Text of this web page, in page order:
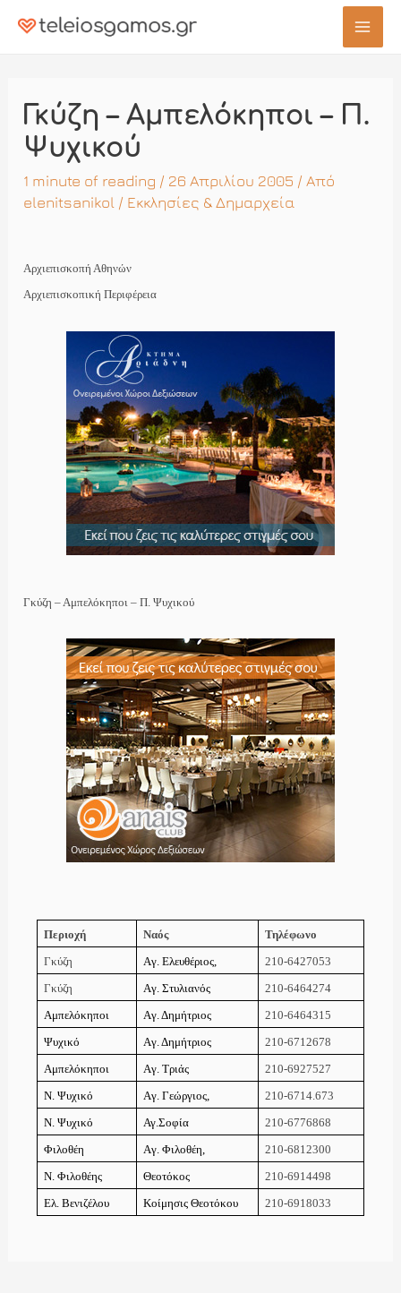
Μετάβαση
στο
Γκύζη – Αμπελόκηποι – Π.
Ψυχικού
1 minute of reading / 26 Απριλίου 2005 / Από
elenitsanikol / Εκκλησίες & Δημαρχεία
Αρχιεπισκοπή Αθηνών
Αρχιεπισκοπική Περιφέρεια
Γκύζη – Αμπελόκηποι – Π. Ψυχικού
Περιοχή Ναός
Τηλέφωνο
Γκύζη
Aγ. Eλευθέριος,
210-6427053
Γκύζη
Aγ. Στυλιανός
210-6464274
Aμπελόκηποι
Aγ. Δημήτριος
210-6464315
Ψυχικό
Aγ. Δημήτριος
210-6712678
Aμπελόκηποι
Aγ. Tριάς
210-6927527
N. Ψυχικό
Aγ. Γεώργιος,
210-6714.673
N. Ψυχικό
Αγ.Σοφία
210-6776868
Φιλοθέη
Aγ. Φιλοθέη,
210-6812300
N. Φιλοθέης
Θεοτόκος
210-6914498
Eλ. Bενιζέλου
Kοίμησις Θεοτόκου 210-6918033